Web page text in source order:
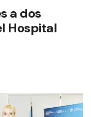
a dos
Hospital